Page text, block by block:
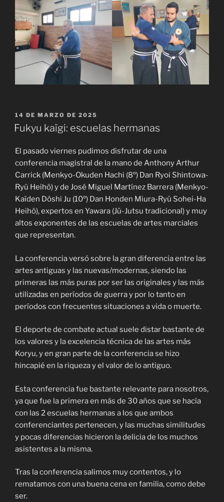
PUBLICADO
EL
14 DE MARZO DE 2025
Fukyu kaïgi: escuelas hermanas
El pasado viernes pudimos disfrutar de una
conferencia magistral de la mano de Anthony Arthur
Carrick (Menkyo-Okuden Hachi (8º) Dan Ryoi Shintowa-
Ryû Heihô) y de José Miguel Martínez Barrera (Menkyo-
Kaïden Dôshi Ju (10º) Dan Honden Miura-Ryû Sohei-Ha
Heihô), expertos en Yawara (Jū-Jutsu tradicional) y muy
altos exponentes de las escuelas de artes marciales
que representan.
La conferencia versó sobre la gran diferencia entre las
artes antiguas y las nuevas/modernas, siendo las
primeras las más puras por ser las originales y las más
utilizadas en períodos de guerra y por lo tanto en
períodos con frecuentes situaciones a vida o muerte.
El deporte de combate actual suele distar bastante de
los valores y la excelencia técnica de las artes más
Koryu, y en gran parte de la conferencia se hizo
hincapié en la riqueza y el valor de lo antiguo.
Esta conferencia fue bastante relevante para nosotros,
ya que fue la primera en más de 30 años que se hacía
con las 2 escuelas hermanas a los que ambos
conferenciantes pertenecen, y las muchas similitudes
y pocas diferencias hicieron la delicia de los muchos
asistentes a la misma.
Tras la conferencia salimos muy contentos, y lo
rematamos con una buena cena en familia, como debe
ser.